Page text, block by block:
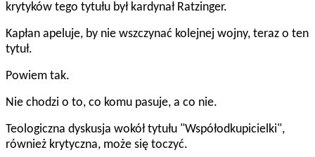
krytyków tego tytułu był kardynał Ratzinger.
Kapłan apeluje, by nie wszczynać kolejnej wojny, teraz o ten
tytuł.
Powiem tak.
Nie chodzi o to, co komu pasuje, a co nie.
Teologiczna dyskusja wokół tytułu "Współodkupicielki",
również krytyczna, może się toczyć.